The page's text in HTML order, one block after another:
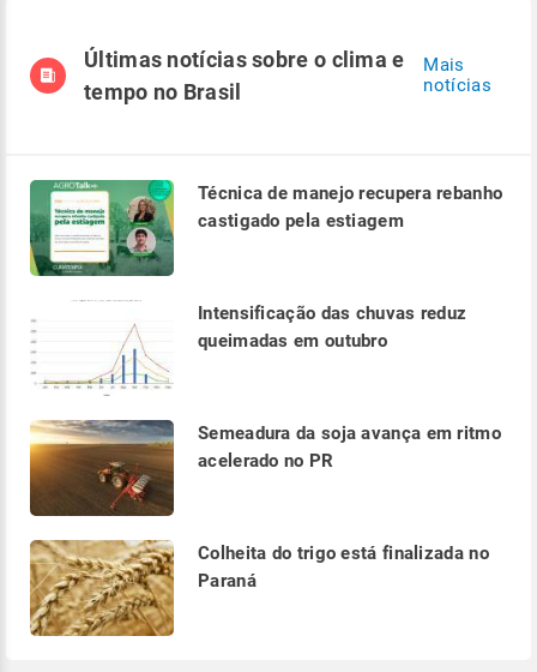
Últimas notícias sobre o clima e
tempo no Brasil
Mais
notícias
Técnica de manejo recupera rebanho
castigado pela estiagem
Intensificação das chuvas reduz
queimadas em outubro
Semeadura da soja avança em ritmo
acelerado no PR
Colheita do trigo está finalizada no
Paraná